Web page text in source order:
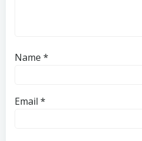
Name *
Email *